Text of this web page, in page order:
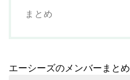
まとめ
エーシーズのメンバーまとめ